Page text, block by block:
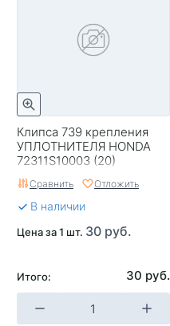
Клипса 739 крепления
УПЛОТНИТЕЛЯ HONDA
72311S10003 (20)
Сравнить Отложить
В наличии
Цена за 1 шт. 30 руб.
Итого: 30 руб.